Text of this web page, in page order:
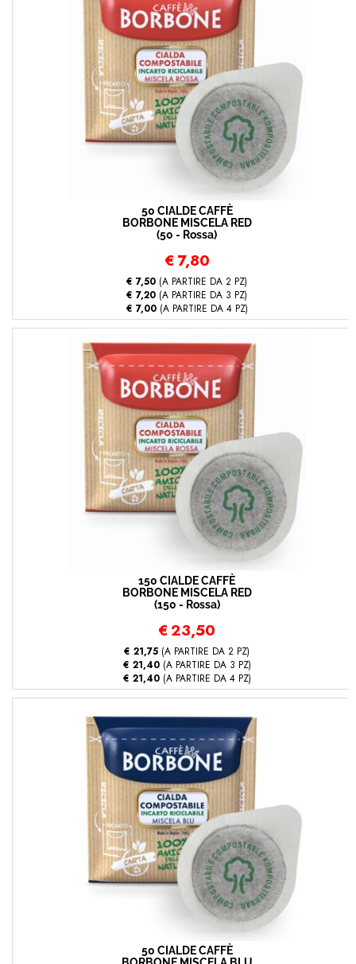
50 CIALDE CAFFÈ
BORBONE MISCELA RED
(50 - Rossa)
€ 7,80
€ 7,50 (A PARTIRE DA 2 PZ)
€ 7,20 (A PARTIRE DA 3 PZ)
€ 7,00(A PARTIRE DA 4 PZ)
150 CIALDE CAFFÈ
BORBONE MISCELA RED
(150 - Rossa)
€23,50
€ 21,75 (A PARTIRE DA 2 PZ)
€ 21,40(A PARTIRE DA 3 PZ)
€ 21,40(A PARTIRE DA 4 PZ)
50 CIALDE CAFFÈ